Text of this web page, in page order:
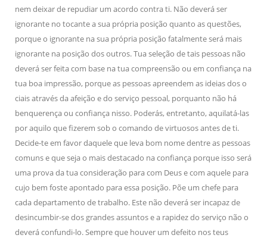
nem deixar de repudiar um acordo contra ti. Não deverá ser
ignorante no tocante a sua própria posição quanto as questões,
porque o ignorante na sua própria posição fatalmente será mais
ignorante na posição dos outros. Tua seleção de tais pessoas não
deverá ser feita com base na tua compreensão ou em confiança na
tua boa impressão, porque as pessoas apreendem as ideias dos o
ciais através da afeição e do serviço pessoal, porquanto não há
benquerença ou confiança nisso. Poderás, entretanto, aquilatá-las
por aquilo que fizerem sob o comando de virtuosos antes de ti.
Decide-te em favor daquele que leva bom nome dentre as pessoas
comuns e que seja o mais destacado na confiança porque isso será
uma prova da tua consideração para com Deus e com aquele para
cujo bem foste apontado para essa posição. Põe um chefe para
cada departamento de trabalho. Este não deverá ser incapaz de
desincumbir-se dos grandes assuntos e a rapidez do serviço não o
deverá confundi-lo. Sempre que houver um defeito nos teus